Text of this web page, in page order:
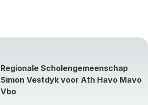
Regionale Scholengemeenschap
Simon Vestdyk voor Ath Havo Mavo
Vbo